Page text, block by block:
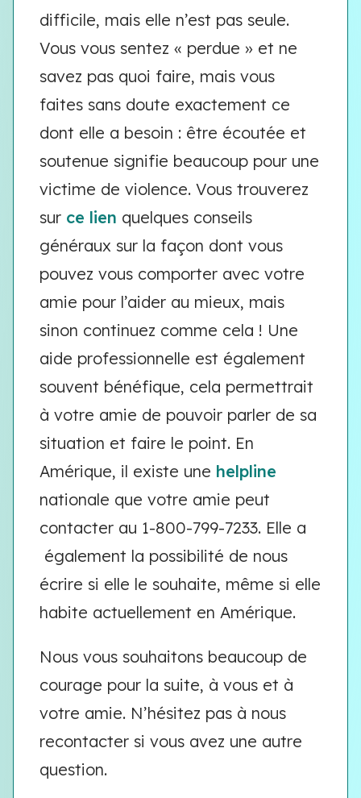
difficile, mais elle n’est pas seule.
Vous vous sentez « perdue » et ne
savez pas quoi faire, mais vous
faites sans doute exactement ce
dont elle a besoin : être écoutée et
soutenue signifie beaucoup pour une
victime de violence. Vous trouverez
sur ce lien quelques conseils
généraux sur la façon dont vous
pouvez vous comporter avec votre
amie pour l’aider au mieux, mais
sinon continuez comme cela ! Une
aide professionnelle est également
souvent bénéfique, cela permettrait
à votre amie de pouvoir parler de sa
situation et faire le point. En
Amérique, il existe une helpline
nationale que votre amie peut
contacter au 1-800-799-7233. Elle a
également la possibilité de nous
écrire si elle le souhaite, même si elle
habite actuellement en Amérique.
Nous vous souhaitons beaucoup de
courage pour la suite, à vous et à
votre amie. N’hésitez pas à nous
recontacter si vous avez une autre
question.